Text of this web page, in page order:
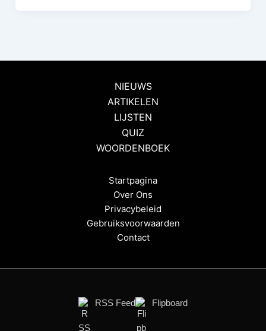
NIEUWS
ARTIKELEN
LIJSTEN
QUIZ
WOORDENBOEK
Startpagina
Over Ons
Privacybeleid
Gebruiksvoorwaarden
Contact
RSS Feed Flipboard